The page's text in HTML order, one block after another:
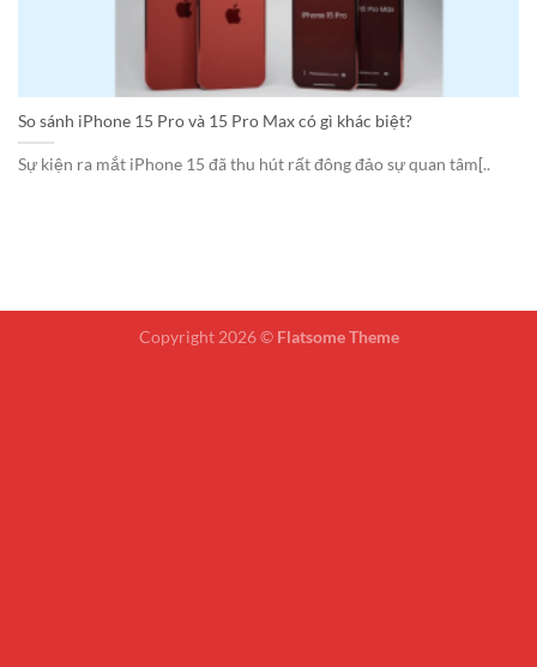
So sánh iPhone 15 Pro và 15 Pro Max có gì khác biệt?
Sự kiện ra mắt iPhone 15 đã thu hút rất đông đảo sự quan tâm[..
Copyright 2026 © Flatsome Theme